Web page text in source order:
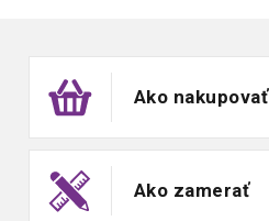
Ako nakupovať
Ako zamerať